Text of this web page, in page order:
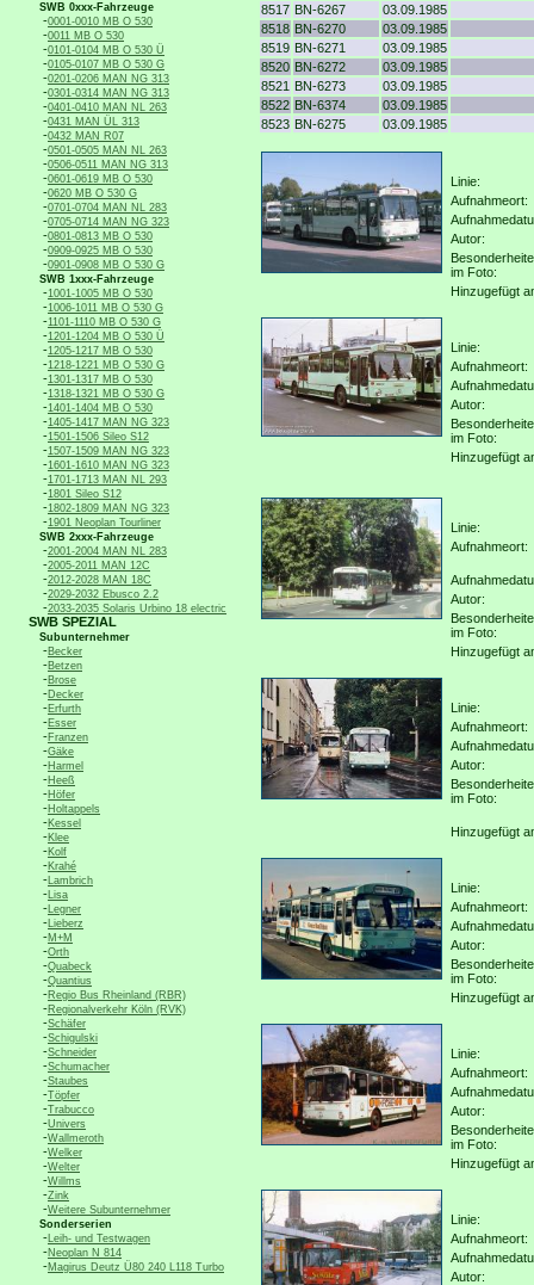
SWB 0xxx-Fahrzeuge
-0001-0010 MB O 530
-0011 MB O 530
-0101-0104 MB O 530 Ü
-0105-0107 MB O 530 G
-0201-0206 MAN NG 313
-0301-0314 MAN NG 313
-0401-0410 MAN NL 263
-0431 MAN ÜL 313
-0432 MAN R07
-0501-0505 MAN NL 263
-0506-0511 MAN NG 313
-0601-0619 MB O 530
-0620 MB O 530 G
-0701-0704 MAN NL 283
-0705-0714 MAN NG 323
-0801-0813 MB O 530
-0909-0925 MB O 530
-0901-0908 MB O 530 G
SWB 1xxx-Fahrzeuge
-1001-1005 MB O 530
-1006-1011 MB O 530 G
-1101-1110 MB O 530 G
-1201-1204 MB O 530 Ü
-1205-1217 MB O 530
-1218-1221 MB O 530 G
-1301-1317 MB O 530
-1318-1321 MB O 530 G
-1401-1404 MB O 530
-1405-1417 MAN NG 323
-1501-1506 Sileo S12
-1507-1509 MAN NG 323
-1601-1610 MAN NG 323
-1701-1713 MAN NL 293
-1801 Sileo S12
-1802-1809 MAN NG 323
-1901 Neoplan Tourliner
SWB 2xxx-Fahrzeuge
-2001-2004 MAN NL 283
-2005-2011 MAN 12C
-2012-2028 MAN 18C
-2029-2032 Ebusco 2.2
-2033-2035 Solaris Urbino 18 electric
SWB SPEZIAL
Subunternehmer
-Becker
-Betzen
-Brose
-Decker
-Erfurth
-Esser
-Franzen
-Gäke
-Harmel
-Heeß
-Höfer
-Holtappels
-Kessel
-Klee
-Kolf
-Krahé
-Lambrich
-Lisa
-Legner
-Lieberz
-M+M
-Orth
-Quabeck
-Quantius
-Regio Bus Rheinland (RBR)
-Regionalverkehr Köln (RVK)
-Schäfer
-Schigulski
-Schneider
-Schumacher
-Staubes
-Töpfer
-Trabucco
-Univers
-Wallmeroth
-Welker
-Welter
-Willms
-Zink
-Weitere Subunternehmer
Sonderserien
-Leih- und Testwagen
-Neoplan N 814
-Magirus Deutz Ü80 240 L118 Turbo
8517 BN-6267
03.09.1985
8518 BN-6270
03.09.1985
8519 BN-6271
03.09.1985
8520 BN-6272
03.09.1985
8521 BN-6273
03.09.1985
8522 BN-6374
03.09.1985
8523 BN-6275 03.09.1985
Linie:
Aufnahmeort:
Autor:
im Foto:
Hinzugefügt
Linie:
Aufnahmeort:
Autor:
im Foto:
Hinzugefügt
Linie:
Aufnahmeort:
Autor:
im Foto:
Hinzugefügt
Linie:
Aufnahmeort:
Autor:
im Foto:
Hinzugefügt
Linie:
Aufnahmeort:
Autor:
im Foto:
Hinzugefügt
Linie:
Aufnahmeort:
Autor:
im Foto:
Hinzugefügt
Linie:
Aufnahmeort:
Autor: